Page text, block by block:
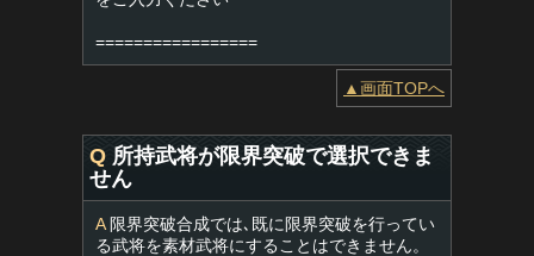
=================
▲画面TOPへ
Q 所持武将が限界突破で選択できま
せん
A限界突破合成では､既に限界突破を行ってい
る武将を素材武将にすることはできません。